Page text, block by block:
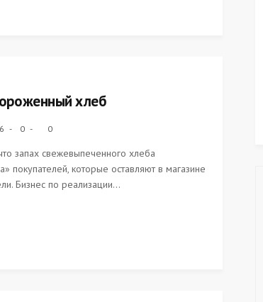
хлеб
0 0
запах свежевыпеченного хлеба
покупателей, которые оставляют в магазине
Бизнес по реализации...